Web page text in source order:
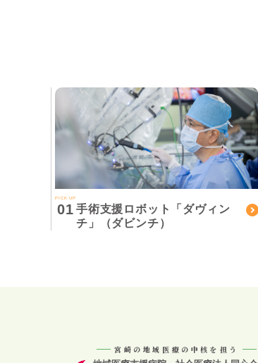
PICK UP
01 手術支援ロボット「ダヴィン
チ」（ダビンチ）
宮崎の地域医療の中核を担う